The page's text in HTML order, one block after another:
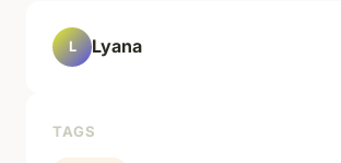
L Lyana
TAGS